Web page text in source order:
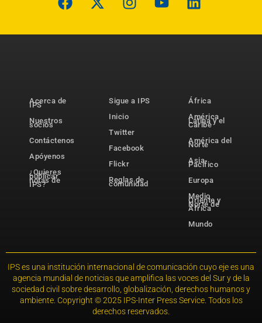
Acerca de
IPS
Nuestros
socios
Contáctenos
Apóyenos
¿Quieres
publicar
notas de
IPS?
Sigue a IPS
Inicio
Twitter
Facebook
Flickr
Reglas de
comunidad
África
América
Latina y el
Caribe
América del
Norte
Asia-
Pacífico
Europa
Medio
Oriente y
Norte de
África
Mundo
IPS es una institución internacional de comunicación cuyo eje es una
agencia mundial de noticias que amplifica las voces del Sur y de la
sociedad civil sobre desarrollo, globalización, derechos humanos y
ambiente. Copyright © 2025 IPS-Inter Press Service. Todos los
derechos reservados.